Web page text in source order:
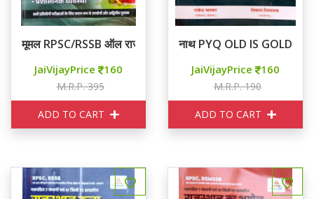
मूमल RPSC/RSSB ऑल राजस्थान EXAMS REVIEW Vol I
JaiVijayPrice 160
M.R.P. 395
ADD TO CART
नाथ PYQ OLD IS GOLD
JaiVijayPrice 160
M.R.P. 190
ADD TO CART